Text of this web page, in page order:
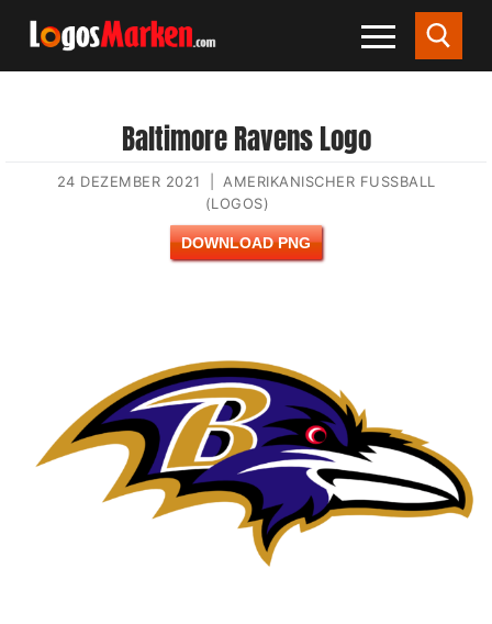
Baltimore Ravens Logo
24 DEZEMBER 2021
AMERIKANISCHER FUSSBALL (
LOGOS)
DOWNLOAD PNG